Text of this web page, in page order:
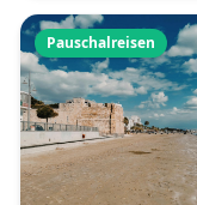
Pauschalreisen